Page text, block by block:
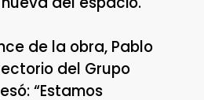
de la obra, Pablo
del Grupo
“Estamos